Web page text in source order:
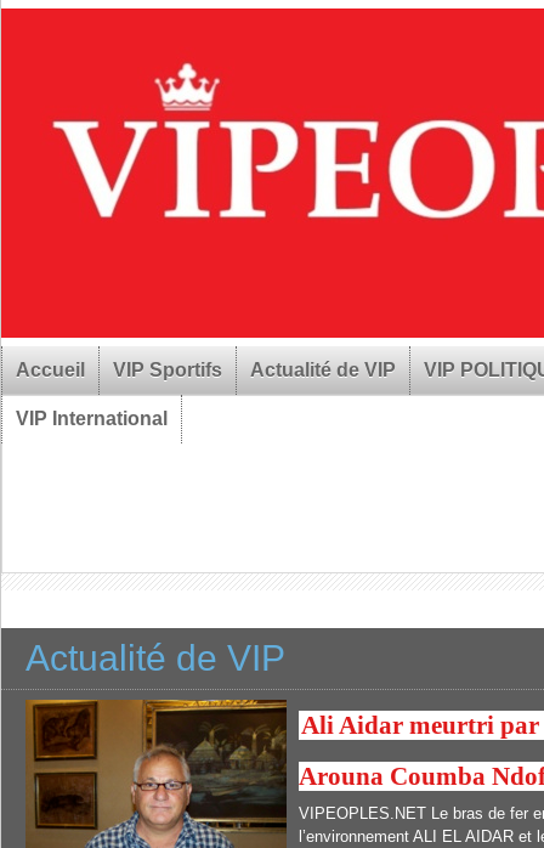
Accueil VIP Sportifs Actualité de VIP VIP
VIP International
Actualité de VIP
Ali Aidar meurtri par
Arouna Coumba
VIPEOPLES.NET Le bras de fer
l’environnement ALI EL AIDAR